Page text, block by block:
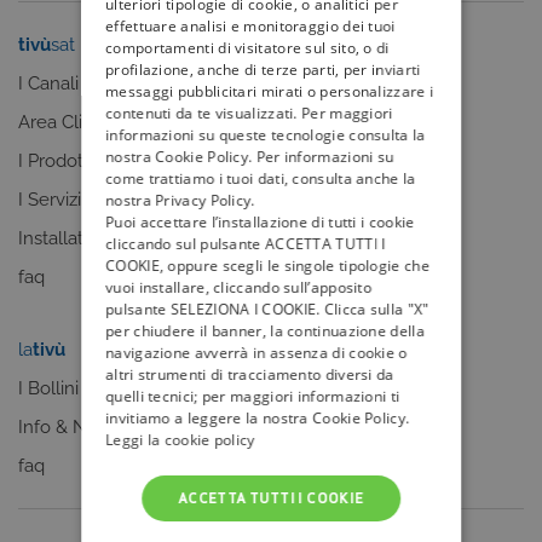
tivùsat
I Canali
Area Clienti
I Prodotti
I Servizi
Installatori
faq
tivù la guida
I programmi
I canali
La Guida +
lativù
I Bollini
Info & News
faq
mytivù
ulteriori tipologie di cookie, o analitici per
effettuare analisi e monitoraggio dei tuoi
comportamenti di visitatore sul sito, o di
profilazione, anche di terze parti, per inviarti
messaggi pubblicitari mirati o personalizzare i
contenuti da te visualizzati. Per maggiori
informazioni su queste tecnologie consulta la
nostra Cookie Policy. Per informazioni su
come trattiamo i tuoi dati, consulta anche la
nostra Privacy Policy.
Puoi accettare l’installazione di tutti i cookie
cliccando sul pulsante ACCETTA TUTTI I
COOKIE, oppure scegli le singole tipologie che
vuoi installare, cliccando sull’apposito
pulsante SELEZIONA I COOKIE. Clicca sulla "X"
per chiudere il banner, la continuazione della
navigazione avverrà in assenza di cookie o
altri strumenti di tracciamento diversi da
quelli tecnici; per maggiori informazioni ti
invitiamo a leggere la nostra Cookie Policy.
Leggi la cookie policy
ACCETTA TUTTI I COOKIE